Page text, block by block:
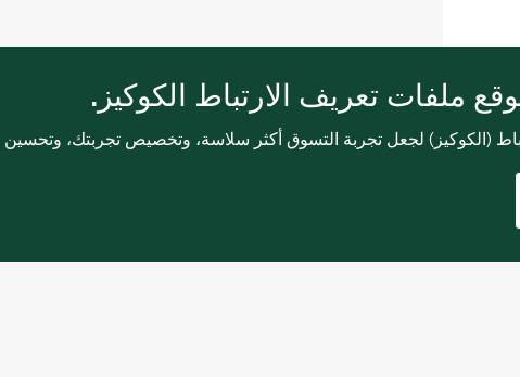
ملفات تعريف الارتباط الكوكيز.
(الكوكيز) لجعل تجربة التسوق أكثر سلاسة، وتخصيص تجربتك،